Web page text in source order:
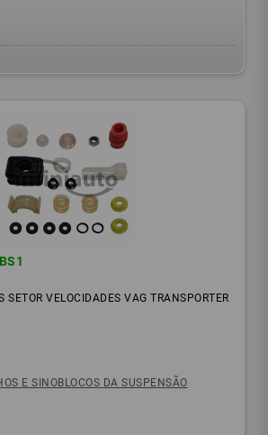
SETOR VELOCIDADES VAG TRANSPORTER
E SINOBLOCOS DA SUSPENSÃO